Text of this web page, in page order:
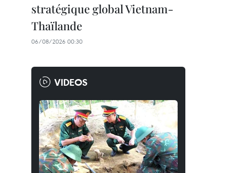
stratégique global Vietnam-
Thaïlande
06/08/2026 00:30
VIDEOS